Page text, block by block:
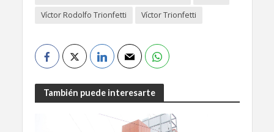
Víctor Rodolfo Trionfetti
Víctor Trionfetti
También puede interesarte